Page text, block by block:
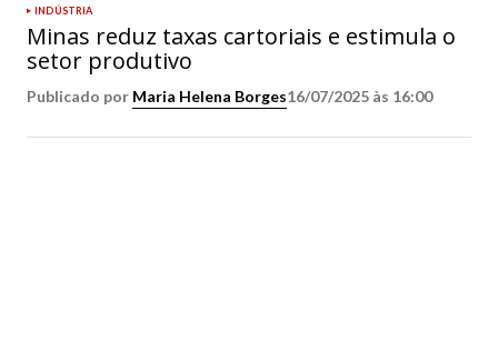
INDÚSTRIA
Minas reduz taxas cartoriais e estimula o
setor produtivo
Publicado por Maria Helena Borges16/07/2025 às 16:00